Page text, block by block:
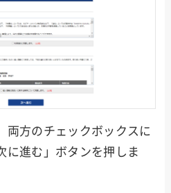
両方のチェックボックスに
に進む」ボタンを押しま